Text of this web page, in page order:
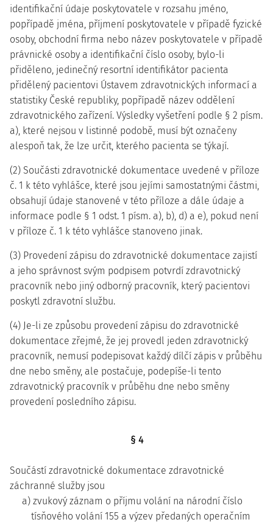
identifikační údaje poskytovatele v rozsahu jméno,
popřípadě jména, příjmení poskytovatele v případě fyzické
osoby, obchodní firma nebo název poskytovatele v případě
právnické osoby a identifikační číslo osoby, bylo-li
přiděleno, jedinečný resortní identifikátor pacienta
přidělený pacientovi Ústavem zdravotnických informací a
statistiky České republiky, popřípadě název oddělení
zdravotnického zařízení. Výsledky vyšetření podle § 2 písm.
a), které nejsou v listinné podobě, musí být označeny
alespoň tak, že lze určit, kterého pacienta se týkají.
(2) Součásti zdravotnické dokumentace uvedené v příloze
č. 1 k této vyhlášce, které jsou jejími samostatnými částmi,
obsahují údaje stanovené v této příloze a dále údaje a
informace podle § 1 odst. 1 písm. a), b), d) a e), pokud není
v příloze č. 1 k této vyhlášce stanoveno jinak.
(3) Provedení zápisu do zdravotnické dokumentace zajistí
a jeho správnost svým podpisem potvrdí zdravotnický
pracovník nebo jiný odborný pracovník, který pacientovi
poskytl zdravotní službu.
(4) Je-li ze způsobu provedení zápisu do zdravotnické
dokumentace zřejmé, že jej provedl jeden zdravotnický
pracovník, nemusí podepisovat každý dílčí zápis v průběhu
dne nebo směny, ale postačuje, podepíše-li tento
zdravotnický pracovník v průběhu dne nebo směny
provedení posledního zápisu.
§ 4
Součástí zdravotnické dokumentace zdravotnické
záchranné služby jsou
a) zvukový záznam o příjmu volání na národní číslo
tísňového volání 155 a výzev předaných operačním